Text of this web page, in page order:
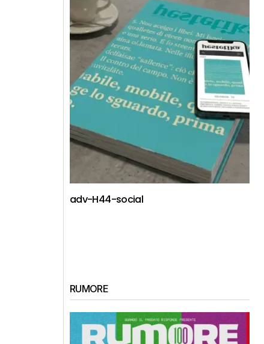
adv-H44-social
RUMORE